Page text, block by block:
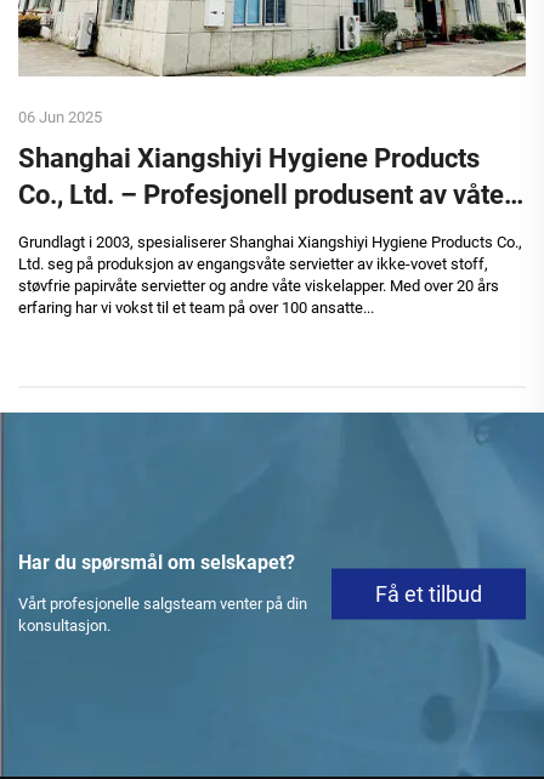
06 Jun 2025
Shanghai Xiangshiyi Hygiene Products
Co., Ltd. – Profesjonell produsent av våte
servietter
Grundlagt i 2003, spesialiserer Shanghai Xiangshiyi Hygiene Products Co.,
Ltd. seg på produksjon av engangsvåte servietter av ikke-vovet stoff,
støvfrie papirvåte servietter og andre våte viskelapper. Med over 20 års
erfaring har vi vokst til et team på over 100 ansatte...
Har du spørsmål om selskapet?
Vårt profesjonelle salgsteam venter på din
konsultasjon.
Få et tilbud